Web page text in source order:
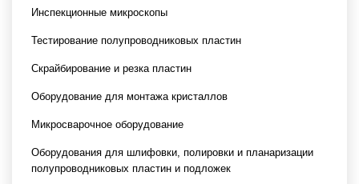
Инспекционные микроскопы
Тестирование полупроводниковых пластин
Скрайбирование и резка пластин
Оборудование для монтажа кристаллов
Микросварочное оборудование
Оборудования для шлифовки, полировки и планаризации
полупроводниковых пластин и подложек